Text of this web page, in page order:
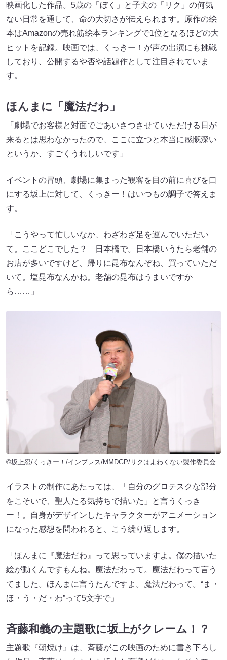
映画化した作品。5歳の「ぼく」と子犬の「リク」の何気
ない日常を通して、命の大切さが伝えられます。原作の絵
本はAmazonの売れ筋絵本ランキングで1位となるほどの大
ヒットを記録。映画では、くっきー！が声の出演にも挑戦
しており、公開するや否や話題作として注目されていま
す。
ほんまに「魔法だわ」
「劇場でお客様と対面でごあいさつさせていただける日が
来るとは思わなかったので、ここに立つと本当に感慨深い
というか、すごくうれしいです」
イベントの冒頭、劇場に集まった観客を目の前に喜びを口
にする坂上に対して、くっきー！はいつもの調子で答えま
す。
「こうやって忙しいなか、わざわざ足を運んでいただい
て。ここどこでした？ 日本橋で。日本橋いうたら老舗の
お店が多いですけど、帰りに昆布なんぞね、買っていただ
いて。塩昆布なんかね。老舗の昆布はうまいですか
ら……」
©坂上忍/くっきー！/インプレス/MMDGP/リクはよわくない製作委員会
イラストの制作にあたっては、「自分のグロテスクな部分
をこそいで、聖人たる気持ちで描いた」と言うくっき
ー！。自身がデザインしたキャラクターがアニメーション
になった感想を問われると、こう繰り返します。
「ほんまに『魔法だわ』って思っていますよ。僕の描いた
絵が動くんですもんね。魔法だわって。魔法だわって言う
てました。ほんまに言うたんですよ。魔法だわって。“ま・
ほ・う・だ・わ”って5文字で」
斉藤和義の主題歌に坂上がクレーム！？
主題歌『朝焼け』は、斉藤がこの映画のために書き下ろし